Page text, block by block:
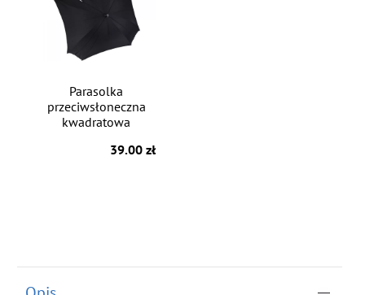
Parasolka
przeciwsłoneczna
kwadratowa
39.00 zł